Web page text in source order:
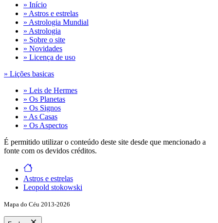
» Início
» Astros e estrelas
» Astrologia Mundial
» Astrologia
» Sobre o site
» Novidades
» Licença de uso
» Lições basicas
» Leis de Hermes
» Os Planetas
» Os Signos
» As Casas
» Os Aspectos
É permitido utilizar o conteúdo deste site desde que mencionado a
fonte com os devidos créditos.
Astros e estrelas
Leopold stokowski
Mapa do Céu 2013-2026